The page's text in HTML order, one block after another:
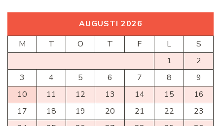
AUGUSTI 2026
M
T O T F L
S
1
2
3
4 5 6 7 8
9
10
11 12 13 14 15
16
17
18 19 20 21 22
23